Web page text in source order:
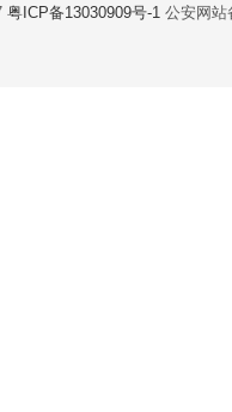
粤ICP备13030909号-1 公安网站